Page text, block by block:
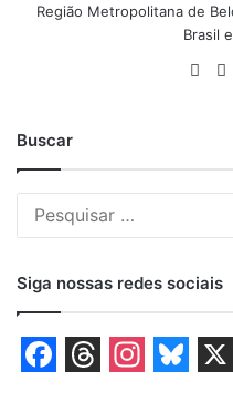
Região Metropolitana de
Brasil
Buscar
Siga nossas redes sociais